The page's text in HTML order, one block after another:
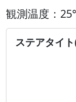
観測温度：
ステアタイ